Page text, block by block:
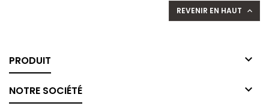
REVENIR EN HAUT 
PRODUIT 
NOTRE SOCIÉTÉ 